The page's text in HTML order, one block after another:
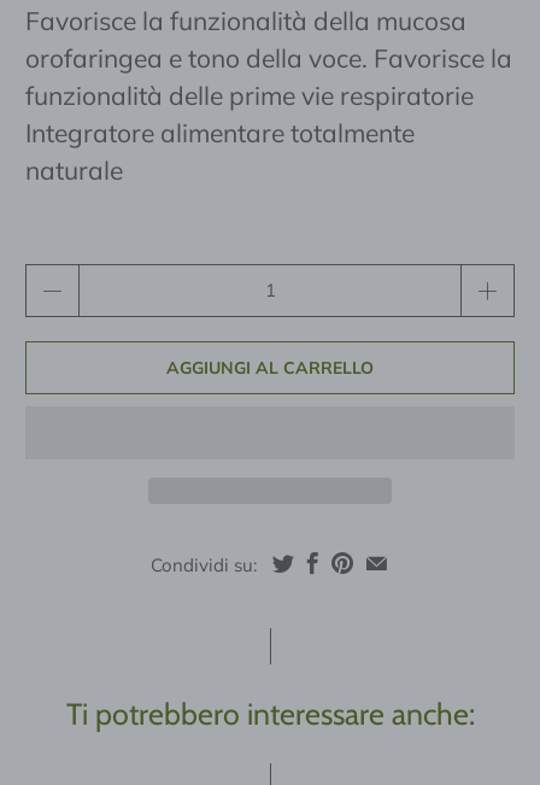
Favorisce la funzionalità della mucosa
orofaringea e tono della voce. Favorisce la
funzionalità delle prime vie respiratorie
Integratore alimentare totalmente
naturale
AGGIUNGI AL CARRELLO
Condividi su:
Ti potrebbero interessare anche: